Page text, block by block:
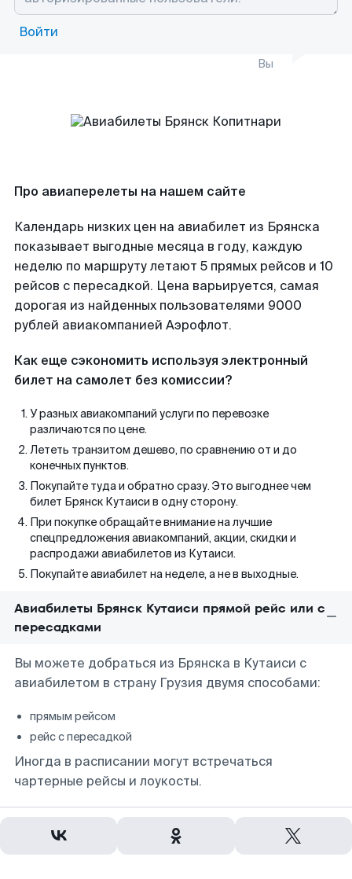
Войти
Вы
Про авиаперелеты на нашем сайте
Календарь низких цен на авиабилет из Брянска
показывает выгодные месяца в году, каждую
неделю по маршруту летают 5 прямых рейсов и 10
рейсов с пересадкой. Цена варьируется, самая
дорогая из найденных пользователями 9000
рублей авиакомпанией Аэрофлот.
Как еще сэкономить используя электронный
билет на самолет без комиссии?
У разных авиакомпаний услуги по перевозке
различаются по цене.
Лететь транзитом дешево, по сравнению от и до
конечных пунктов.
Покупайте туда и обратно сразу. Это выгоднее чем
билет Брянск Кутаиси в одну сторону.
При покупке обращайте внимание на лучшие
спецпредложения авиакомпаний, акции, скидки и
распродажи авиабилетов из Кутаиси.
Покупайте авиабилет на неделе, а не в выходные.
Авиабилеты Брянск Кутаиси прямой рейс или с
пересадками
Вы можете добраться из Брянска в Кутаиси с
авиабилетом в страну Грузия двумя способами:
прямым рейсом
рейс с пересадкой
Иногда в расписании могут встречаться
чартерные рейсы и лоукосты.